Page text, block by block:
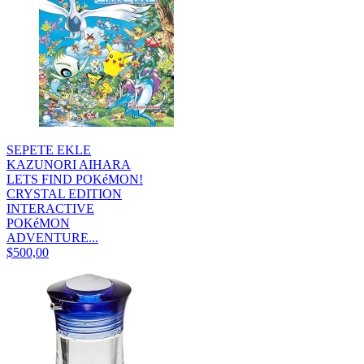
SEPETE EKLE
KAZUNORI AIHARA
LETS FIND POKéMON!
CRYSTAL EDITION
INTERACTIVE
POKéMON
ADVENTURE...
$500,00